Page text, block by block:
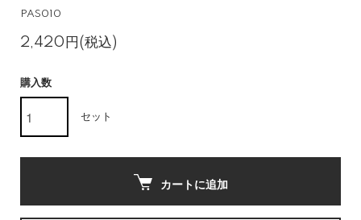
PAS010
2,420円(税込)
購入数
セット
カートに追加